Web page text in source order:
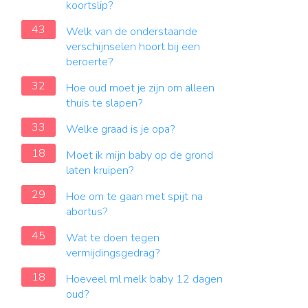
koortslip?
43
Welk van de onderstaande
verschijnselen hoort bij een
beroerte?
32
Hoe oud moet je zijn om alleen
thuis te slapen?
33
Welke graad is je opa?
18
Moet ik mijn baby op de grond
laten kruipen?
29
Hoe om te gaan met spijt na
abortus?
45
Wat te doen tegen
vermijdingsgedrag?
18
Hoeveel ml melk baby 12 dagen
oud?